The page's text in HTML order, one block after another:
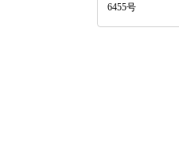
6455号